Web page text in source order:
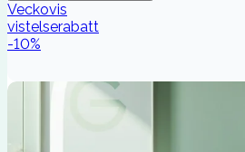
Veckovis
vistelserabatt
-10%